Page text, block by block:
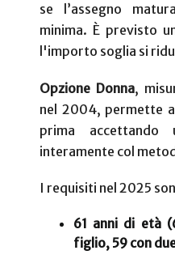
se l’assegno
minima. È previsto
l'importo soglia si
Opzione Donna,
nel 2004, permette
prima accettando
interamente col
I requisiti nel 2025
61 anni di età
figlio, 59 con